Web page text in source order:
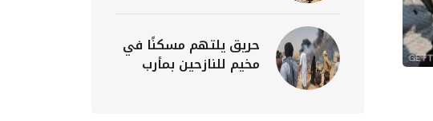
حريق يلتهم مسكنًا في
مخيم للنازحين بمأرب